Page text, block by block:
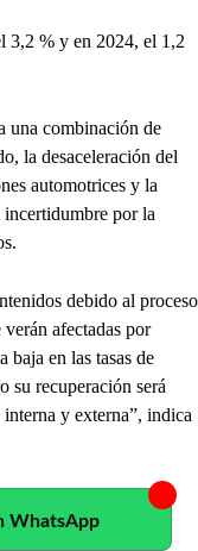
3,2 % y en 2024, el 1,2
una combinación de
la desaceleración del
automotrices y la
por la
debido al proceso
afectadas por
baja en las tasas de
su recuperación será
y externa”, indica
WhatsApp